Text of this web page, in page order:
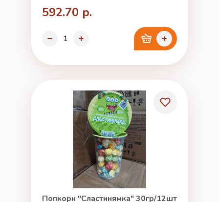
592.70 р.
Попкорн "Сластинямка" 30гр/12шт